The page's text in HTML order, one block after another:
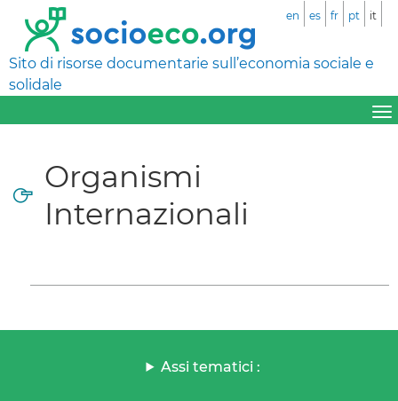
Sito di risorse documentarie sull’economia sociale e
solidale
en es fr pt it
Organismi
Internazionali
Assi tematici :